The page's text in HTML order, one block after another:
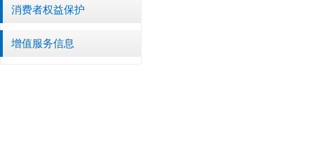
消费者权益保护
增值服务信息